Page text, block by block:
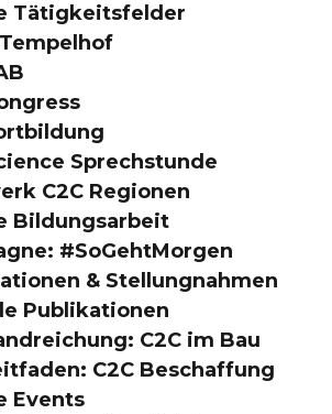
Tätigkeitsfelder
Sprechstunde
C2C Regionen
Bildungsarbeit
#SoGehtMorgen
& Stellungnahmen
Publikationen
C2C im Bau
C2C Beschaffung
Events